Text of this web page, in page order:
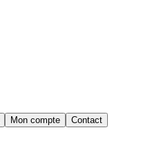
Mon compte
Contact